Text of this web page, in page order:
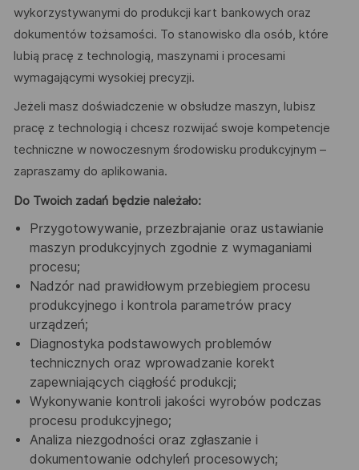
wykorzystywanymi do produkcji kart bankowych oraz
dokumentów tożsamości. To stanowisko dla osób, które
lubią pracę z technologią, maszynami i procesami
wymagającymi wysokiej precyzji.
Jeżeli masz doświadczenie w obsłudze maszyn, lubisz
pracę z technologią i chcesz rozwijać swoje kompetencje
techniczne w nowoczesnym środowisku produkcyjnym –
zapraszamy do aplikowania.
Do Twoich zadań będzie należało:
Przygotowywanie, przezbrajanie oraz ustawianie
maszyn produkcyjnych zgodnie z wymaganiami
procesu;
Nadzór nad prawidłowym przebiegiem procesu
produkcyjnego i kontrola parametrów pracy
urządzeń;
Diagnostyka podstawowych problemów
technicznych oraz wprowadzanie korekt
zapewniających ciągłość produkcji;
Wykonywanie kontroli jakości wyrobów podczas
procesu produkcyjnego;
Analiza niezgodności oraz zgłaszanie i
dokumentowanie odchyleń procesowych;